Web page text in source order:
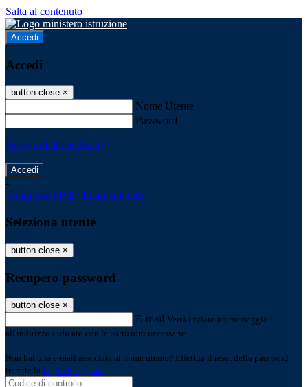
Salta al contenuto
Accedi
Accedi
button close ×
Nome Utente
Password
Password dimenticata?
-
Entra con SPID Entra con CIE
Seleziona utente
button close ×
Recupero password
button close ×
E-mail Verrà inviato un messaggio
all'indirizzo indicato con le istruzioni necessarie.
Non hai una e-mail associata al nome utente? Effettua il reset della password
tramite la Login Spaggiari